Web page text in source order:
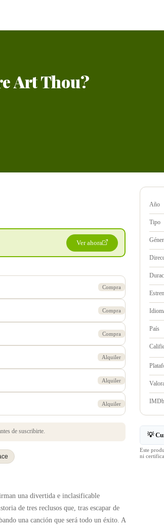
Art Thou?
Ver ahora
Compra
Compra
Compra
Alquiler
Alquiler
Alquiler
de suscribirte.
una divertida e inclasificable
de tres reclusos que, tras escapar de
una canción que será todo un éxito. A
Año
Tipo
País
IMDb
💡
Este
ni